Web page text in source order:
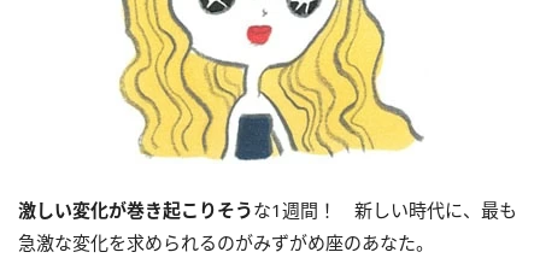
激しい変化が巻き起こりそうな1週間！ 新しい時代に、最も
急激な変化を求められるのがみずがめ座のあなた。